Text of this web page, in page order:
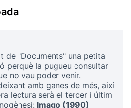
de "Documents" una petita
perquè la pugueu consultar
no vau poder venir.
amb ganes de més, així
lectura serà el tercer i últim
Imago (1990)